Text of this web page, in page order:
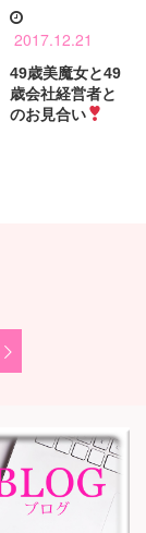
2017.12.21
49歳美魔女と49
歳会社経営者と
のお見合い